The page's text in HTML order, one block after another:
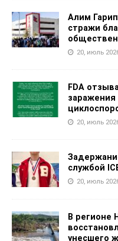
Алим
стражи
20, июль
FDA
заражения
20, июль
службой
20, июль
В регионе
унесшего